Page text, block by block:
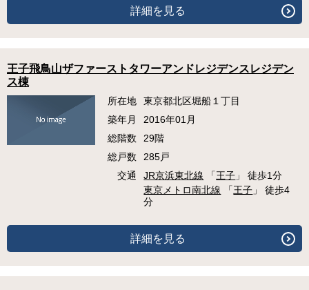
詳細を見る
王子飛鳥山ザファーストタワーアンドレジデンスレジデン
ス棟
所在地
東京都北区堀船１丁目
築年月
2016年01月
総階数
29階
総戸数
285戸
交通
JR京浜東北線 「王子 」 徒歩1分
東京メトロ南北線 「王子 」 徒歩4
分
詳細を見る